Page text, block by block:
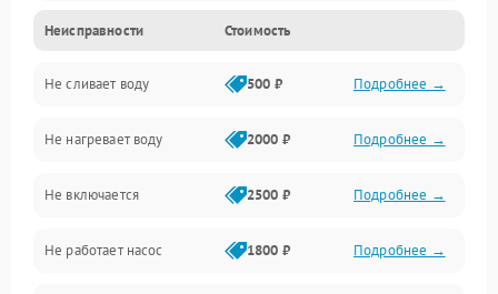
Управление
Электропитание
Датчики
Нагрев
Вода
Неисправности Стоимость
Не сливает воду 500 ₽ Подробнее →
Не нагревает воду 2000 ₽ Подробнее →
Не включается 2500 ₽ Подробнее →
Не работает насос 1800 ₽ Подробнее →